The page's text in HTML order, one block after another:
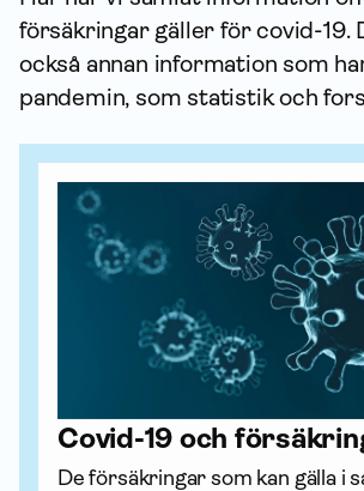
försäk­ringar gäller för covid-19.
också annan infor­mation som
pandemin, som statistik och
Covid-19 och
De försäk­ringar som kan gälla i